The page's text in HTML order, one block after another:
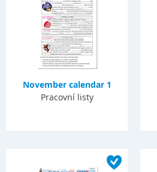
November calendar 1
Pracovní listy